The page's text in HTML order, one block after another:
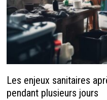
Les enjeux sanitaires
pendant plusieurs jours